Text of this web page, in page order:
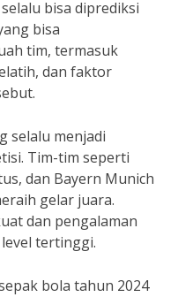
bisa diprediksi
bisa
tim, termasuk
dan faktor
selalu menjadi
Tim-tim seperti
dan Bayern Munich
gelar juara.
dan pengalaman
tertinggi.
bola tahun 2024